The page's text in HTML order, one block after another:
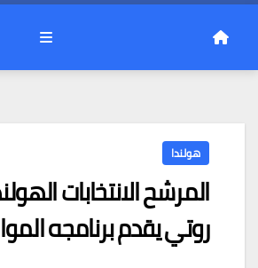
هولندا
المرشح الانتخابات
روتي يقدم برنامجه